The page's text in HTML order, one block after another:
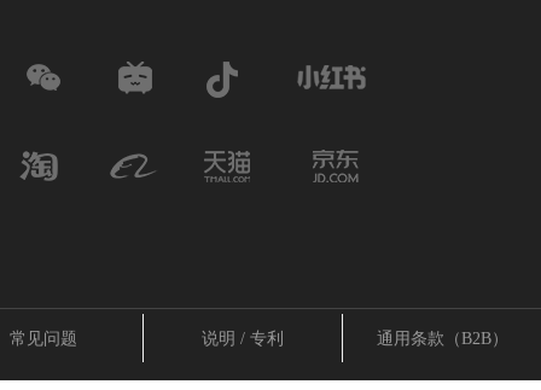
常见问题 说明 / 专利 通用条款（B2B）